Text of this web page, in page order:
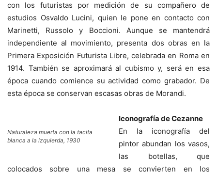
con los futuristas por medición de su compañero de
estudios Osvaldo Lucini, quien le pone en contacto con
Marinetti, Russolo y Boccioni. Aunque se mantendrá
independiente al movimiento, presenta dos obras en la
Primera Exposición Futurista Libre, celebrada en Roma en
1914. También se aproximará al cubismo y, será en esa
época cuando comience su actividad como grabador. De
esta época se conservan escasas obras de Morandi.
Naturaleza muerta con la tacita
blanca a la izquierda, 1930
Iconografía de Cezanne
En la iconografía del
pintor abundan los vasos,
las botellas, que
colocados sobre una mesa se convierten en los